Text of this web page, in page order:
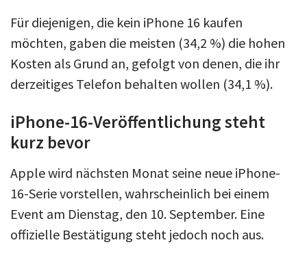
Für diejenigen, die kein iPhone 16 kaufen
möchten, gaben die meisten (34,2 %) die hohen
Kosten als Grund an, gefolgt von denen, die ihr
derzeitiges Telefon behalten wollen (34,1 %).
iPhone-16-Veröffentlichung steht
kurz bevor
Apple wird nächsten Monat seine neue iPhone-
16-Serie vorstellen, wahrscheinlich bei einem
Event am Dienstag, den 10. September. Eine
offizielle Bestätigung steht jedoch noch aus.